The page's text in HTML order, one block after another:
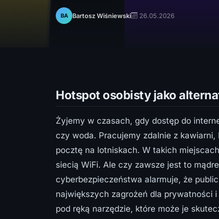
BA Bartosz Wiśniewski 26.05.2026
Hotspot osobisty jako
Żyjemy w czasach, gdy dostęp do
czy woda. Pracujemy zdalnie z
pocztę na lotniskach. W takich
siecią WiFi. Ale czy zawsze jest to
cyberbezpieczeństwa alarmuje, że
największych zagrożeń dla prywatności
pod ręką narzędzie, które może je